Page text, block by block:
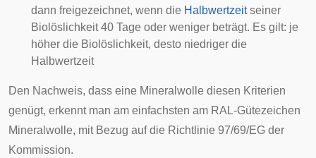
dann freigezeichnet, wenn die Halbwertzeitseiner
Biolöslichkeit 40 Tage oder weniger beträgt. Es gilt: je
höher die Biolöslichkeit, desto niedriger die
Halbwertzeit
Den Nachweis, dass eine Mineralwolle diesen Kriterien
genügt, erkennt man am einfachsten am RAL-Gütezeichen
Mineralwolle, mit Bezug auf die Richtlinie 97/69/EG der
Kommission.